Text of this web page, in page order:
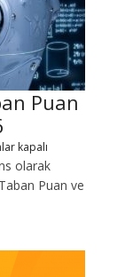
Puan
kapalı
olarak
Puan ve